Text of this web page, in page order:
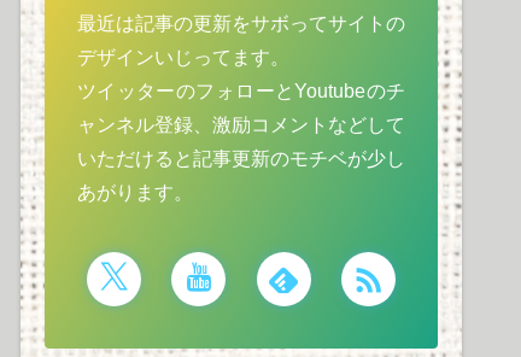
最近は記事の更新をサボってサイトの
デザインいじってます。
ツイッターのフォローとYoutubeのチ
ャンネル登録、激励コメントなどして
いただけると記事更新のモチベが少し
あがります。